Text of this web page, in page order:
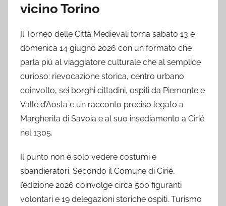
vicino Torino
Il Torneo delle Città Medievali torna sabato 13 e
domenica 14 giugno 2026 con un formato che
parla più al viaggiatore culturale che al semplice
curioso: rievocazione storica, centro urbano
coinvolto, sei borghi cittadini, ospiti da Piemonte e
Valle d’Aosta e un racconto preciso legato a
Margherita di Savoia e al suo insediamento a Cirié
nel 1305.
Il punto non è solo vedere costumi e
sbandieratori. Secondo il Comune di Cirié,
l’edizione 2026 coinvolge circa 500 figuranti
volontari e 19 delegazioni storiche ospiti. Turismo